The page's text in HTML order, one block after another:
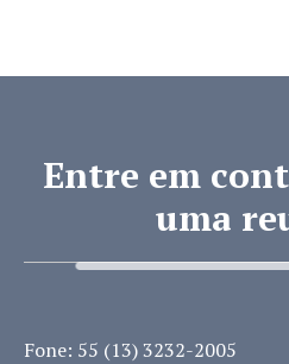
Entre em
uma
Fone: 55 (13) 3232-2005